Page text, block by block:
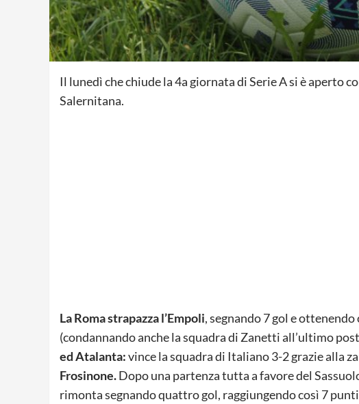
Il lunedì che chiude la 4a giornata di Serie A si è aperto
Salernitana.
La Roma strapazza l’Empoli, segnando 7 gol e
(condannando anche la squadra di Zanetti all’ultimo
ed Atalanta:vince la squadra di Italiano 3-2 grazie alla
Frosinone.Dopo una partenza tutta a favore del
rimonta segnando quattro gol, raggiungendo così 7